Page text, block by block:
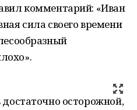
комментарий: «Иван
сила своего времени
достаточно осторожной,